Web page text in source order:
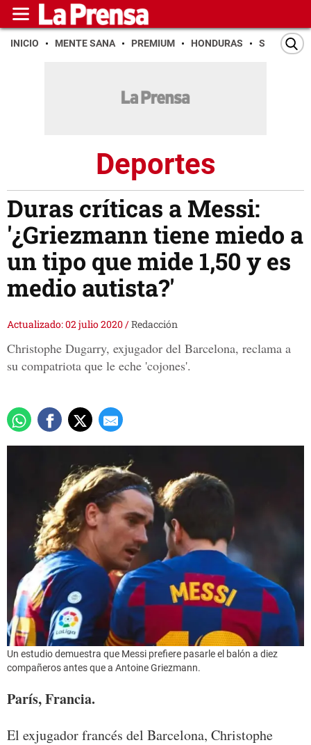
INICIO MENTE SANA PREMIUM HONDURAS SAN PEDRO
Deportes
Duras críticas a Messi:
'¿Griezmann tiene miedo a
un tipo que mide 1,50 y es
medio autista?'
Actualizado: 02 julio 2020/Redacción
Christophe Dugarry, exjugador del Barcelona, reclama a
su compatriota que le eche 'cojones'.
Un estudio demuestra que Messi prefiere pasarle el balón a diez
compañeros antes que a Antoine Griezmann.
París, Francia.
El exjugador francés del Barcelona, Christophe